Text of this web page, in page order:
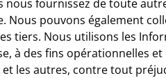
nous fournissez de toute
Nous pouvons également
tiers. Nous utilisons les
à des fins opérationnelles
les autres, contre tout